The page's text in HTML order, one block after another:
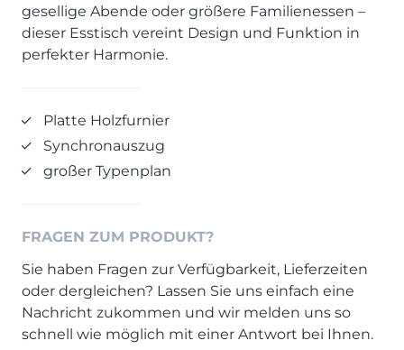
ALLES ANZEIGEN
SCHLAFZIMMER
Polsterbetten & Boxspring
Einzelbetten & Futonbetten
Folie & Lack
KLEINMÖBEL & DIELE
Einzelmöbel & Schuhschränke
Dielenprogramme
Couchtische
Küchenspülen
Villeroy & Boch - Design trifft auf Funktionalität
Lebensraum Küche
Prisma Journal
Newsletter-Anmeldung
SERVICES IM ÜBERBLICK
Auszubildende (m/w/d) - Kaufleute im Einzelhandel
Möbelverkäufer (m/w/d)
Marketing-Manager (m/w/d)
Kurzbewerbung senden
KONTAKT & FORMULARE
Kontakt
gesellige Abende oder größere Familienessen –
dieser Esstisch vereint Design und Funktion in
perfekter Harmonie.
Platte Holzfurnier
Synchronauszug
großer Typenplan
FRAGEN ZUM PRODUKT?
Sie haben Fragen zur Verfügbarkeit, Lieferzeiten
oder dergleichen? Lassen Sie uns einfach eine
Nachricht zukommen und wir melden uns so
schnell wie möglich mit einer Antwort bei Ihnen.